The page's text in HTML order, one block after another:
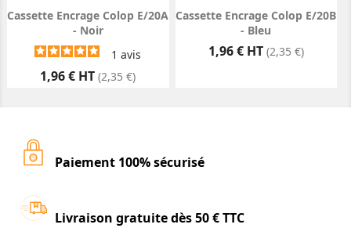
Cassette Encrage Colop E/20A
- Noir
1avis
Prix
1,96 € HT (2,35 €)
Cassette Encrage Colop E/20B
- Bleu
Prix
1,96 € HT (2,35 €)
Paiement 100% sécurisé
Livraison gratuite dès 50 € TTC